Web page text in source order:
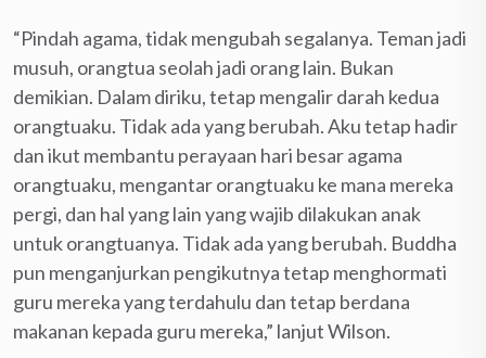
“Pindah agama, tidak mengubah segalanya. Teman jadi
musuh, orangtua seolah jadi orang lain. Bukan
demikian. Dalam diriku, tetap mengalir darah kedua
orangtuaku. Tidak ada yang berubah. Aku tetap hadir
dan ikut membantu perayaan hari besar agama
orangtuaku, mengantar orangtuaku ke mana mereka
pergi, dan hal yang lain yang wajib dilakukan anak
untuk orangtuanya. Tidak ada yang berubah. Buddha
pun menganjurkan pengikutnya tetap menghormati
guru mereka yang terdahulu dan tetap berdana
makanan kepada guru mereka,” lanjut Wilson.